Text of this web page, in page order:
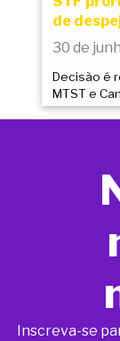
de
30 de
Decisão é
MTST e
Inscreva-se